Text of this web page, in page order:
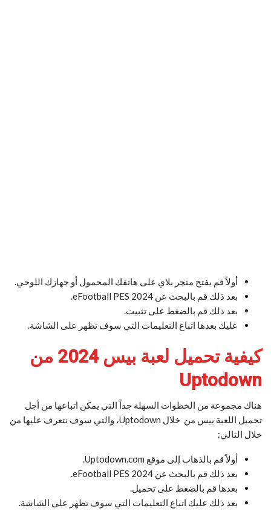
أولاً قم بفتح متجر بلاي على هاتفك المحمول أو جهازك اللوحي.
بعد ذلك قم بالبحث عن eFootball PES 2024.
بعد ذلك قم بالضغط على تثبيت.
عليك بعدها اتباع التعليمات التي سوف تظهر على الشاشة.
كيفية تحميل لعبة بيس 2024 من
Uptodown
هناك مجموعة من الخطوات السهلة جداً التي يمكن اتباعها من أجل
تحميل اللعبة بيس من خلال Uptodown، والتي سوف نتعرف عليها من
خلال التالي:
أولاً قم بالذهاب إلى موقع Uptodown.com.
بعد ذلك قم بالبحث عن eFootball PES 2024.
بعدها قم بالضغط على تحميل.
بعد ذلك عليك اتباع التعليمات التي سوف تظهر على الشاشة.